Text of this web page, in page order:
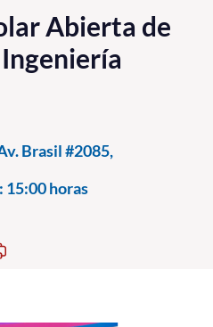
Abierta de
Brasil #2085,
15:00 horas